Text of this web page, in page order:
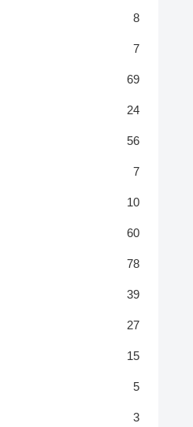
8
7
69
24
56
7
10
60
78
39
27
15
5
3